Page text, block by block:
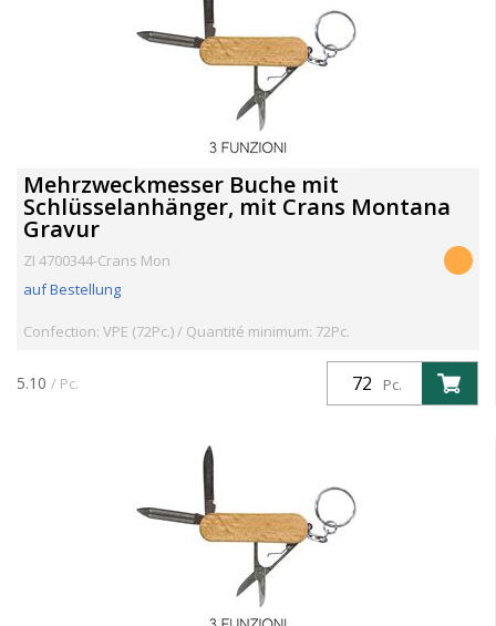
Mehrzweckmesser Buche mit
Schlüsselanhänger, mit Crans Montana
Gravur
ZI 4700344-Crans Mon
auf Bestellung
Confection: VPE (72Pc.) / Quantité minimum: 72Pc.
Pc.
5.10 / Pc.